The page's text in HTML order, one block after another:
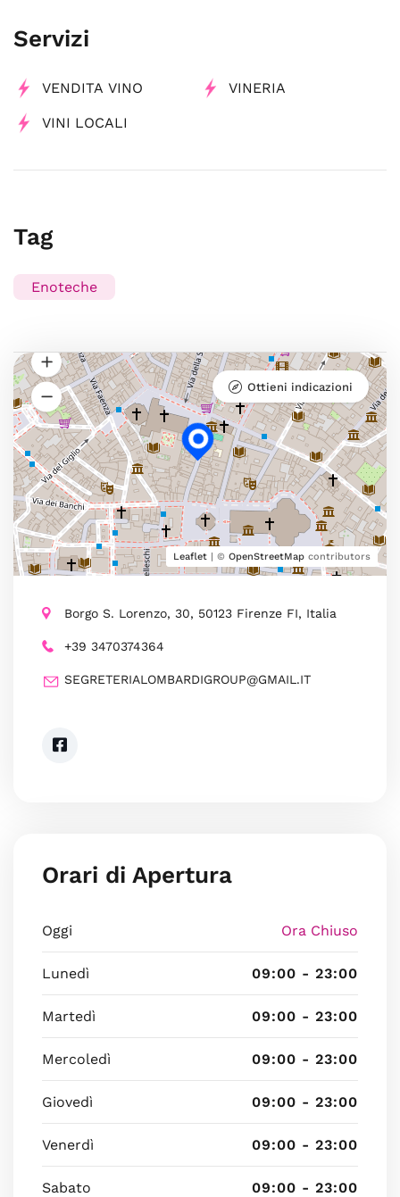
Servizi
VENDITA VINO VINERIA
VINI LOCALI
Tag
Enoteche
Leaflet | © OpenStreetMap contributors
Ottieni indicazioni
Borgo S. Lorenzo, 30, 50123 Firenze FI, Italia
+39 3470374364
SEGRETERIALOMBARDIGROUP@GMAIL.IT
Orari di Apertura
Oggi Ora Chiuso
Lunedì 09:00 - 23:00
Martedì 09:00 - 23:00
Mercoledì 09:00 - 23:00
Giovedì 09:00 - 23:00
Venerdì 09:00 - 23:00
Sabato 09:00 - 23:00